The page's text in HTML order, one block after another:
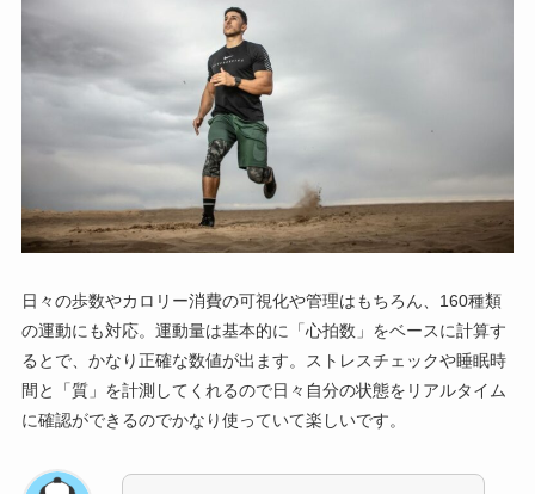
日々の歩数やカロリー消費の可視化や管理はもちろん、160種類
の運動にも対応。運動量は基本的に「心拍数」をベースに計算す
るとで、かなり正確な数値が出ます。ストレスチェックや睡眠時
間と「質」を計測してくれるので日々自分の状態をリアルタイム
に確認ができるのでかなり使っていて楽しいです。